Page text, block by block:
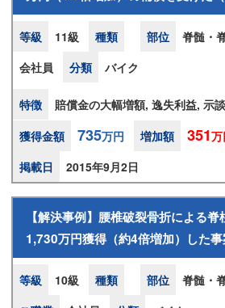
等級 11級 種類 部位 脊髄・
会社員
分類 バイク
特徴
賠償金の大幅増額, 逸失利益, 示
獲得金額
735万円 増加額 351万
掲載日
2015年9月2日
【解決事例】腰椎破裂骨折による脊
1,730万円獲得（約4倍増加）した
等級 10級 種類 部位
脊髄・